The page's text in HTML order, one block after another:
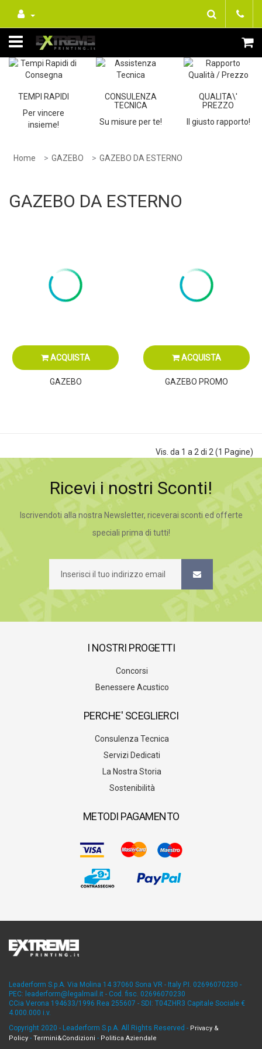
TEMPI RAPIDI
Per vincere
insieme!
CONSULENZA
TECNICA
Su misure per te!
QUALITA\'
PREZZO
Il giusto rapporto!
Home GAZEBO GAZEBO DA ESTERNO
GAZEBO DA ESTERNO
ACQUISTA
GAZEBO
ACQUISTA
GAZEBO PROMO
Vis. da 1 a 2 di 2 (1 Pagine)
Ricevi i nostri Sconti!
Iscrivendoti alla nostra Newsletter, riceverai sconti ed offerte
speciali prima di tutti!
I NOSTRI PROGETTI
Concorsi
Benessere Acustico
PERCHE' SCEGLIERCI
Consulenza Tecnica
Servizi Dedicati
La Nostra Storia
Sostenibilità
METODI PAGAMENTO
Leaderform S.p.A. Via Molina 14 37060 Sona VR - Italy P.I. 02696070230 -
PEC: leaderform@legalmail.it - Cod. fisc. 02696070230
CCia Verona 194633/1996 Rea 255607 - SDI: T04ZHR3 Capitale Sociale €
4.000.000 i.v.
Copyright 2020 - Leaderform S.p.A. All Rights Reserved - Privacy &
Policy - Termini&Condizioni - Politica Aziendale